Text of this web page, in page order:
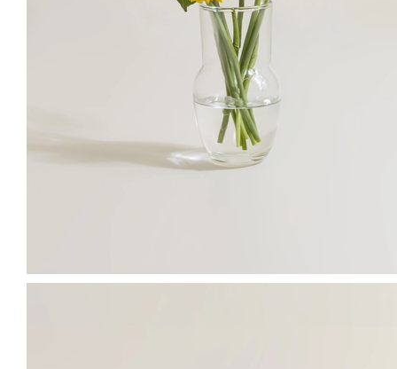
일반 해바라기는 단조로운 느낌인데 이건 완전 화려합니다 사진 올려놓
은 거 보고 완전 반함 한동안 품절이어서 못 사다 이번에 구매했습니다